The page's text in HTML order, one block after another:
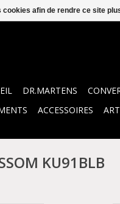
DR.MARTENS
ACCESSOIRES
KU91BLB
cookies afin de rendre ce site